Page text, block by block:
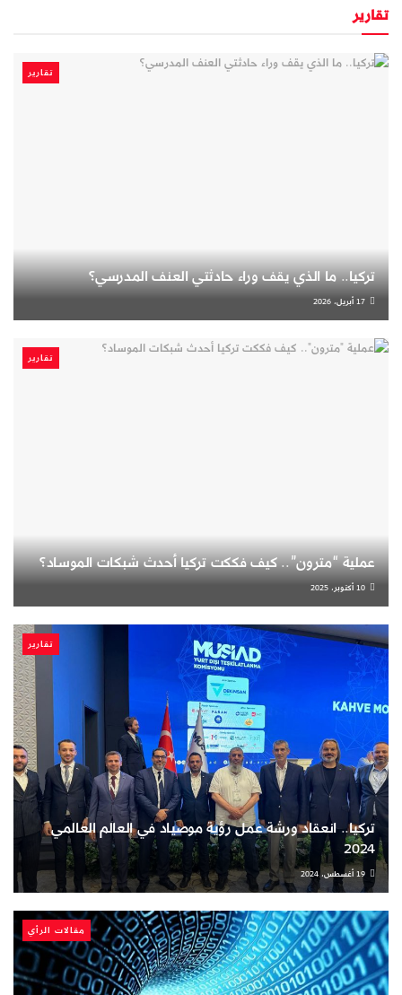
تقارير
تقارير
تركيا.. ما الذي يقف وراء حادثتي العنف المدرسي؟
تقارير
عملية “مترون”.. كيف فككت تركيا أحدث شبكات الموساد؟
تقارير
تركيا.. انعقاد ورشة عمل رؤية موصياد في العالم العالمي
2024
مقالات الرأي